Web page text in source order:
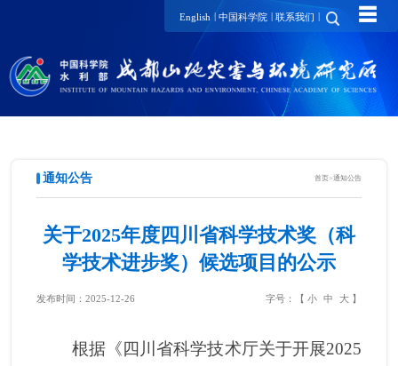
English | 中国科学院 | 联系我们 | ☰
通知公告 首页>通知公告
关于2025年度四川省科学技术奖（科
学技术进步奖）候选项目的公示
发布时间：2025-12-26 字号：【 小 中 大】
根据《四川省科学技术厅关于开展2025